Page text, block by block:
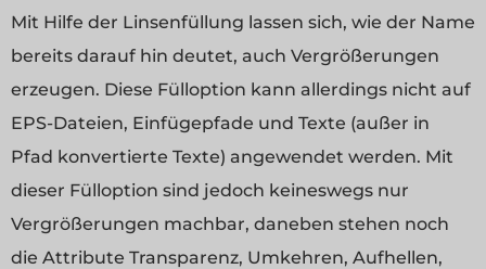
Mit Hilfe der Linsenfüllung lassen sich, wie der Name
bereits darauf hin deutet, auch Vergrößerungen
erzeugen. Diese Fülloption kann allerdings nicht auf
EPS-Dateien, Einfügepfade und Texte (außer in
Pfad konvertierte Texte) angewendet werden. Mit
dieser Fülloption sind jedoch keineswegs nur
Vergrößerungen machbar, daneben stehen noch
die Attribute Transparenz, Umkehren, Aufhellen,